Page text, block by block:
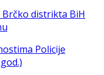
Brčko distrikta BiH
Policije